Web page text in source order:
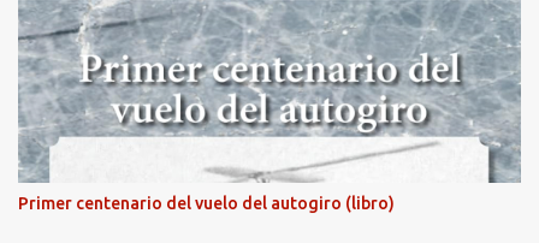
cercano en la senda de aterrizaje) pero... no es lo mismo :-) La cita
comenzaba a las 8:30 de la mañana en el control de seguridad de
la base militar con mas de 100 personas haciendo cola para
identificarnos antes de acceder. Una vez dentro, como otras
ocasiones, hemos dejado los coches en una zona común desde la
que nos han trasladado en autobuses por el interior de la base. La
primera parada ha sido en la plataforma al lado de donde estaban
aparcados los F18 y donde también había un veterano F4 Phantom
Primer centenario del vuelo del autogiro (libro)